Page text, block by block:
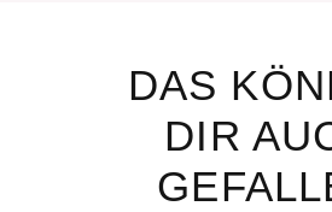
DAS
DIR